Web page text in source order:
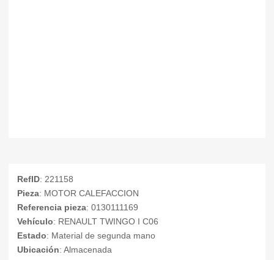
RefID: 221158
Pieza: MOTOR CALEFACCION
Referencia pieza: 0130111169
Vehículo: RENAULT TWINGO I C06
Estado: Material de segunda mano
Ubicación: Almacenada